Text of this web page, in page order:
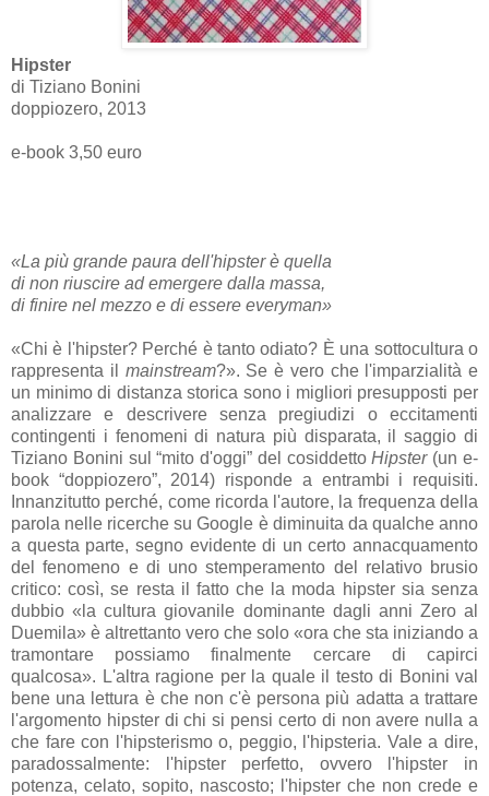
Hipster
di Tiziano Bonini
doppiozero, 2013
e-book 3,50 euro
«La più grande paura dell'hipster è quella
di non riuscire ad emergere dalla massa,
di finire nel mezzo e di essere everyman»
«Chi è l'hipster? Perché è tanto odiato? È una sottocultura o
rappresenta il mainstream?». Se è vero che l'imparzialità e
un minimo di distanza storica sono i migliori presupposti per
analizzare e descrivere senza pregiudizi o eccitamenti
contingenti i fenomeni di natura più disparata, il saggio di
Tiziano Bonini sul “mito d'oggi” del cosiddettoHipster(un e-
book “doppiozero”, 2014) risponde a entrambi i requisiti.
Innanzitutto perché, come ricorda l'autore, la frequenza della
parola nelle ricerche su Google è diminuita da qualche anno
a questa parte, segno evidente di un certo annacquamento
del fenomeno e di uno stemperamento del relativo brusio
critico: così, se resta il fatto che la moda hipster sia senza
dubbio «la cultura giovanile dominante dagli anni Zero al
Duemila» è altrettanto vero che solo «ora che sta iniziando a
tramontare possiamo finalmente cercare di capirci
qualcosa». L'altra ragione per la quale il testo di Bonini val
bene una lettura è che non c'è persona più adatta a trattare
l'argomento hipster di chi si pensi certo di non avere nulla a
che fare con l'hipsterismo o, peggio, l'hipsteria. Vale a dire,
paradossalmente: l'hipster perfetto, ovvero l'hipster in
potenza, celato, sopito, nascosto; l'hipster che non crede e